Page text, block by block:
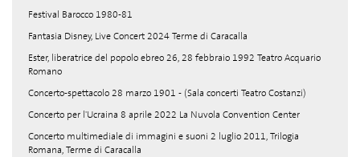
Festival Barocco 1980-81
Fantasia Disney, Live Concert 2024 Terme di Caracalla
Ester, liberatrice del popolo ebreo 26, 28 febbraio 1992 Teatro Acquario
Romano
Concerto-spettacolo 28 marzo 1901 - (Sala concerti Teatro Costanzi)
Concerto per l'Ucraina 8 aprile 2022 La Nuvola Convention Center
Concerto multimediale di immagini e suoni 2 luglio 2011, Trilogia
Romana, Terme di Caracalla